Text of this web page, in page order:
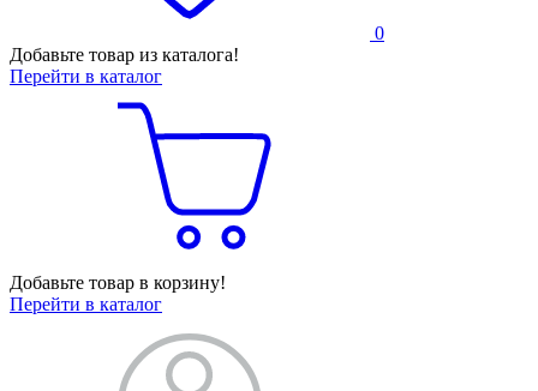
0
Добавьте товар из каталога!
Перейти в каталог
Добавьте товар в корзину!
Перейти в каталог